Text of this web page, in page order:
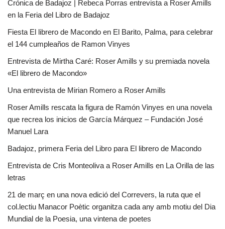
Crónica de Badajoz | Rebeca Porras entrevista a Roser Amills
en la Feria del Libro de Badajoz
Fiesta El librero de Macondo en El Barito, Palma, para celebrar
el 144 cumpleaños de Ramon Vinyes
Entrevista de Mirtha Caré: Roser Amills y su premiada novela
«El librero de Macondo»
Una entrevista de Mirian Romero a Roser Amills
Roser Amills rescata la figura de Ramón Vinyes en una novela
que recrea los inicios de García Márquez – Fundación José
Manuel Lara
Badajoz, primera Feria del Libro para El librero de Macondo
Entrevista de Cris Monteoliva a Roser Amills en La Orilla de las
letras
21 de març en una nova edició del Correvers, la ruta que el
col.lectiu Manacor Poètic organitza cada any amb motiu del Dia
Mundial de la Poesia, una vintena de poetes